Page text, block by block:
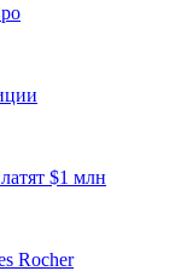
$1 млн
Rocher